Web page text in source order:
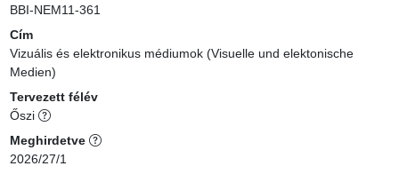
BBI-NEM11-361
Cím
Vizuális és elektronikus médiumok (Visuelle und elektonische
Medien)
Tervezett félév
Őszi
Meghirdetve
2026/27/1